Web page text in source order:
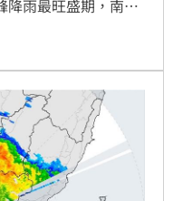
降雨最旺盛期，南部
翡翠水庫、石門水